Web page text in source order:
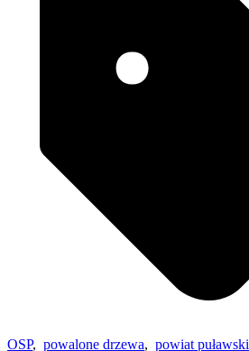
OSP, powalone drzewa, powiat puławski